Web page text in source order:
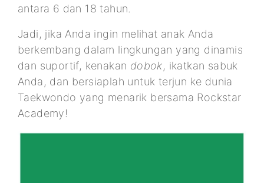
antara 6 dan 18 tahun.
Jadi, jika Anda ingin melihat anak Anda
berkembang dalam lingkungan yang dinamis
dan suportif, kenakan dobok, ikatkan sabuk
Anda, dan bersiaplah untuk terjun ke dunia
Taekwondo yang menarik bersama Rockstar
Academy!